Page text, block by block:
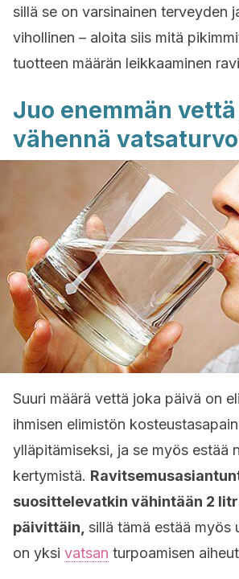
sillä se on varsinainen terveyden
vihollinen – aloita siis mitä
tuotteen määrän leikkaaminen
Juo enemmän vettä
vähennä
Suuri määrä vettä joka päivä on
ihmisen elimistön
ylläpitämiseksi, ja se myös estää
kertymistä.
suosittelevatkin vähintään 2
päivittäin, sillä tämä estää myös
on yksi vatsan turpoamisen